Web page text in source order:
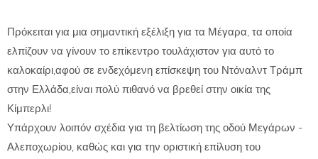
Πρόκειται για μια σημαντική εξέλιξη για τα Μέγαρα, τα οποία
ελπίζουν να γίνουν το επίκεντρο τουλάχιστον για αυτό το
καλοκαίρι,αφού σε ενδεχόμενη επίσκεψη του Ντόναλντ Τράμπ
στην Ελλάδα,είναι πολύ πιθανό να βρεθεί στην οικία της
Κίμπερλι!
Υπάρχουν λοιπόν σχέδια για τη βελτίωση της οδού Μεγάρων -
Αλεποχωρίου, καθώς και για την οριστική επίλυση του